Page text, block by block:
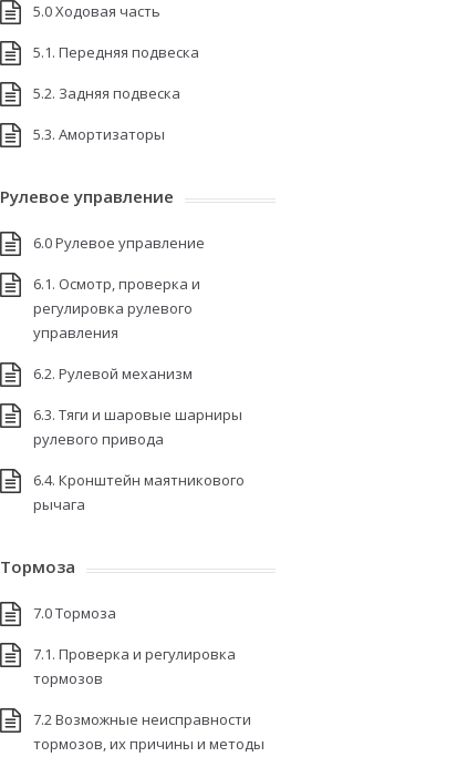
5.0 Ходовая часть
5.1. Передняя подвеска
5.2. Задняя подвеска
5.3. Амортизаторы
Рулевое управление
6.0 Рулевое управление
6.1. Осмотр, проверка и
регулировка рулевого
управления
6.2. Рулевой механизм
6.3. Тяги и шаровые шарниры
рулевого привода
6.4. Кронштейн маятникового
рычага
Тормоза
7.0 Тормоза
7.1. Проверка и регулировка
тормозов
7.2 Возможные неисправности
тормозов, их причины и методы